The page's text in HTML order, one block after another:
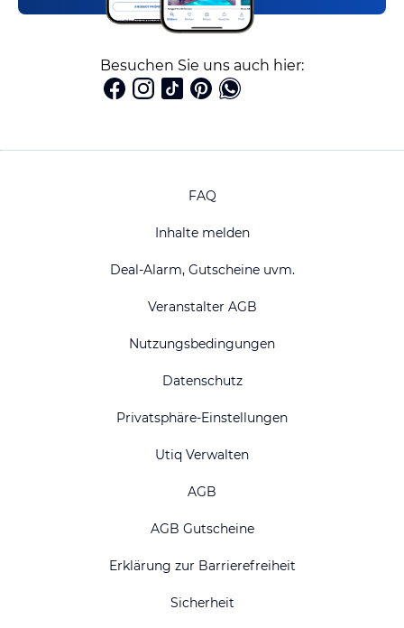
Besuchen Sie uns auch hier:
FAQ
Inhalte melden
Deal-Alarm, Gutscheine uvm.
Veranstalter AGB
Nutzungsbedingungen
Datenschutz
Privatsphäre-Einstellungen
Utiq Verwalten
AGB
AGB Gutscheine
Erklärung zur Barrierefreiheit
Sicherheit